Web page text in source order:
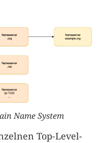
Name System
Top-Level-